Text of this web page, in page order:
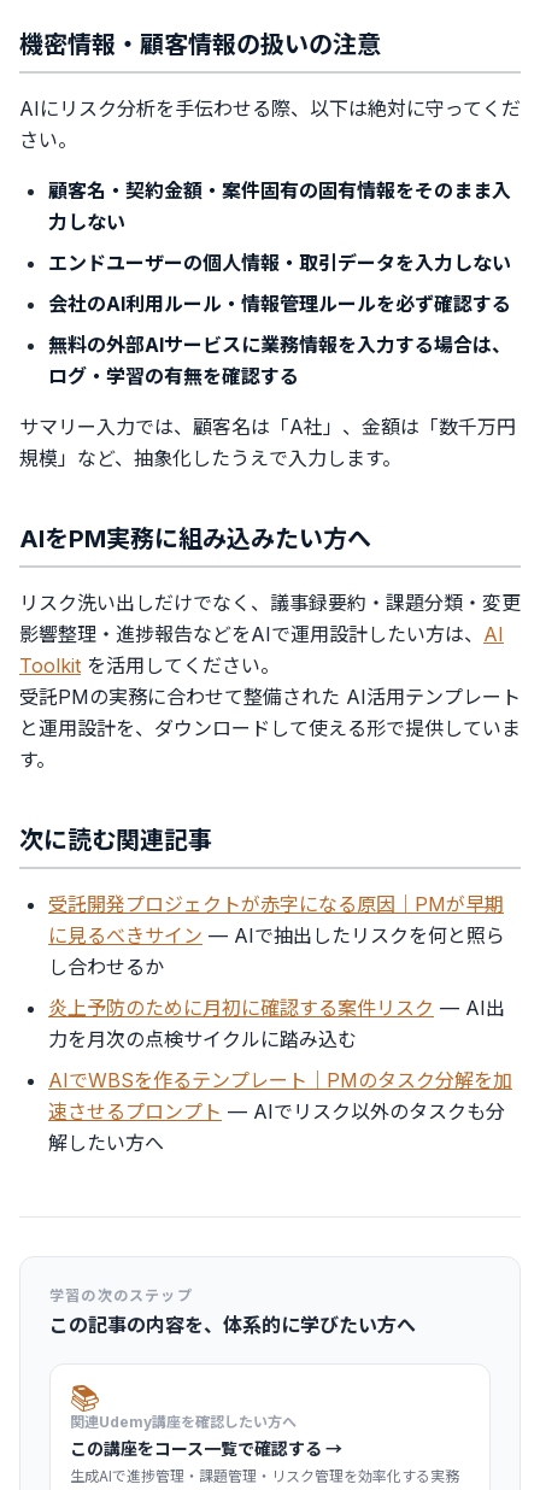
機密情報・顧客情報の扱いの注意
AIにリスク分析を手伝わせる際、以下は絶対に守ってくだ
さい。
顧客名・契約金額・案件固有の固有情報をそのまま入
力しない
エンドユーザーの個人情報・取引データを入力しない
会社のAI利用ルール・情報管理ルールを必ず確認する
無料の外部AIサービスに業務情報を入力する場合は、
ログ・学習の有無を確認する
サマリー入力では、顧客名は「A社」、金額は「数千万円
規模」など、抽象化したうえで入力します。
AIをPM実務に組み込みたい方へ
リスク洗い出しだけでなく、議事録要約・課題分類・変更
影響整理・進捗報告などをAIで運用設計したい方は、 AI
Toolkit を活用してください。
受託PMの実務に合わせて整備された AI活用テンプレート
と運用設計を、ダウンロードして使える形で提供していま
す。
次に読む関連記事
受託開発プロジェクトが赤字になる原因｜PMが早期
に見るべきサイン — AIで抽出したリスクを何と照ら
し合わせるか
炎上予防のために月初に確認する案件リスク — AI出
力を月次の点検サイクルに踏み込む
AIでWBSを作るテンプレート｜PMのタスク分解を加
速させるプロンプト — AIでリスク以外のタスクも分
解したい方へ
学習の次のステップ
この記事の内容を、体系的に学びたい方へ
📚
関連Udemy講座を確認したい方へ
この講座をコース一覧で確認する →
生成AIで進捗管理・課題管理・リスク管理を効率化する実務